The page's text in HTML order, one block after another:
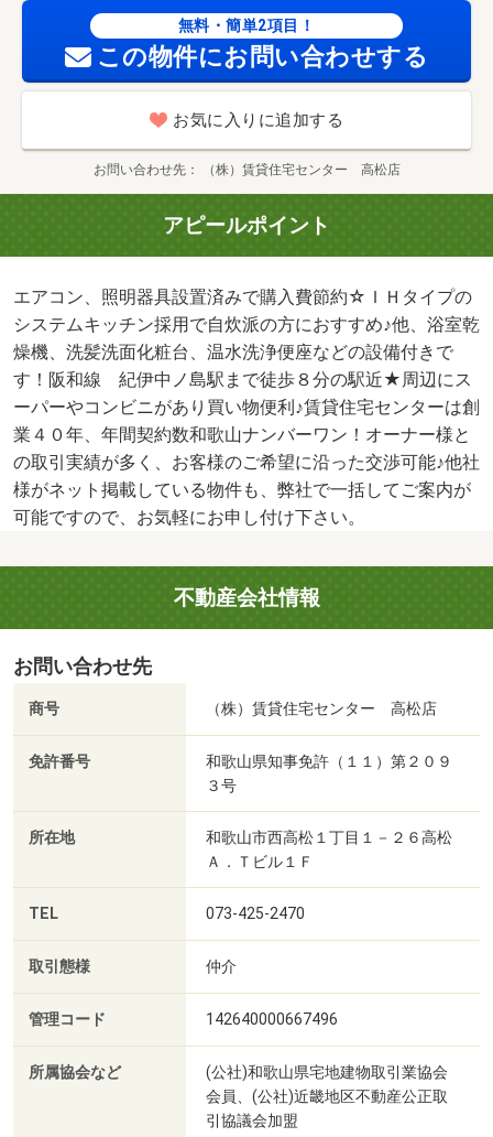
無料・簡単2項目！
この物件にお問い合わせする
お気に入りに追加する
お問い合わせ先 （株）賃貸住宅センター 高松店
アピールポイント
エアコン、照明器具設置済みで購入費節約☆ＩＨタイプの
システムキッチン採用で自炊派の方におすすめ♪他、浴室乾
燥機、洗髪洗面化粧台、温水洗浄便座などの設備付きで
す！阪和線 紀伊中ノ島駅まで徒歩８分の駅近★周辺にス
ーパーやコンビニがあり買い物便利♪賃貸住宅センターは創
業４０年、年間契約数和歌山ナンバーワン！オーナー様と
の取引実績が多く、お客様のご希望に沿った交渉可能♪他社
様がネット掲載している物件も、弊社で一括してご案内が
可能ですので、お気軽にお申し付け下さい。
不動産会社情報
お問い合わせ先
商号 （株）賃貸住宅センター 高松店
免許番号
和歌山県知事免許（１１）第２０９
３号
所在地
和歌山市西高松１丁目１－２６高松
Ａ．Ｔビル１Ｆ
TEL 073-425-2470
取引態様 仲介
管理コード 142640000667496
所属協会など
(公社)和歌山県宅地建物取引業協会
会員、(公社)近畿地区不動産公正取
引協議会加盟